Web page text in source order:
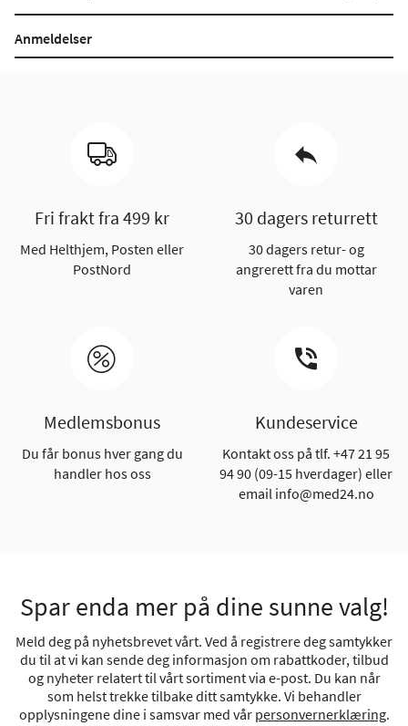
Anmeldelser
Fri frakt fra 499 kr
Med Helthjem, Posten eller
PostNord
30 dagers returrett
30 dagers retur- og
angrerett fra du mottar
varen
Medlemsbonus
Du får bonus hver gang du
handler hos oss
Kundeservice
Kontakt oss på tlf. +47 21 95
94 90 (09-15 hverdager) eller
email info@med24.no
Spar enda mer på dine sunne valg!
Meld deg på nyhetsbrevet vårt. Ved å registrere deg samtykker
du til at vi kan sende deg informasjon om rabattkoder, tilbud
og nyheter relatert til vårt sortiment via e-post. Du kan når
som helst trekke tilbake ditt samtykke. Vi behandler
opplysningene dine i samsvar med vår personvernerklæring.